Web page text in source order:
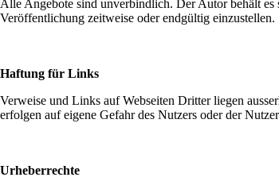
Alle Angebote sind unverbindlich. Der Autor behält es
Veröffentlichung zeitweise oder endgültig einzustellen.
Haftung für Links
Verweise und Links auf Webseiten Dritter liegen
erfolgen auf eigene Gefahr des Nutzers oder der
Urheberrechte